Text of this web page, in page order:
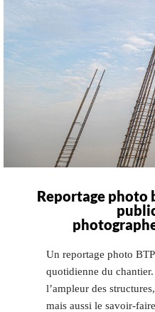
Reportage
Un reportage photo
quotidienne du
l’ampleur des
mais aussi le savoir-